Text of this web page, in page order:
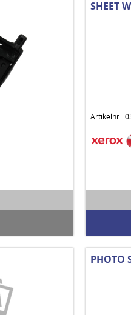
SHEET
Artikelnr.:
PHOTO